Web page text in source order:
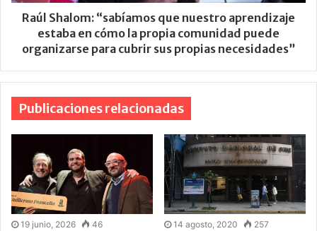
Raúl Shalom: “sabíamos que nuestro aprendizaje
estaba en cómo la propia comunidad puede
organizarse para cubrir sus propias necesidades”
Publicaciones relacionadas
19 junio, 2026 46 14 agosto, 2020 257